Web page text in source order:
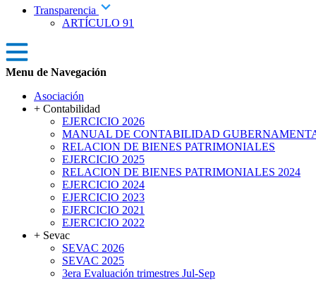
Transparencia
ARTÍCULO 91
Menu de Navegación
Asociación
+ Contabilidad
EJERCICIO 2026
MANUAL DE CONTABILIDAD
RELACION DE BIENES PATRIMONIALES
EJERCICIO 2025
RELACION DE BIENES PATRIMONIALES 2024
EJERCICIO 2024
EJERCICIO 2023
EJERCICIO 2021
EJERCICIO 2022
+ Sevac
SEVAC 2026
SEVAC 2025
3era Evaluación trimestres Jul-Sep